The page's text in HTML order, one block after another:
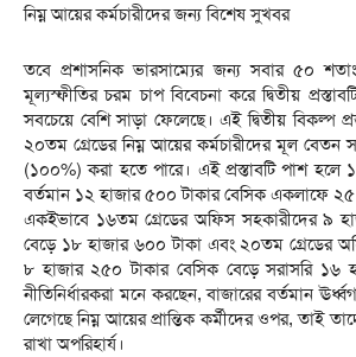
নিম্ন আয়ের কর্মচারীদের জন্য বিশেষ সুখবর
তবে প্রশাসনিক ভারসাম্যের জন্য সবার ৫০
মূল্যস্ফীতির চরম চাপ বিবেচনা করে দ্বিতীয়
সবচেয়ে বেশি সাড়া ফেলেছে। এই দ্বিতীয় বিকল্প
২০তম গ্রেডের নিম্ন আয়ের কর্মচারীদের মূল বেতন
(১০০%) করা হতে পারে। এই প্রস্তাবটি পাশ হলে
বর্তমান ১২ হাজার ৫০০ টাকার বেসিক একলাফে ২৫
একইভাবে ১৬তম গ্রেডের অফিস সহকারীদের ৯
বেড়ে ১৮ হাজার ৬০০ টাকা এবং ২০তম গ্রেডের
৮ হাজার ২৫০ টাকার বেসিক বেড়ে সরাসরি ১৬
নীতিনির্ধারকরা মনে করছেন, বাজারের বর্তমান
লেগেছে নিম্ন আয়ের প্রান্তিক কর্মীদের ওপর, তাই
রাখা অপরিহার্য।